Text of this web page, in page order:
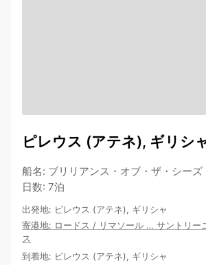
ピレウス (アテネ), ギリシ
船名: ブリリアンス・オブ・ザ・シーズ
日数: 7泊
出発地: ピレウス (アテネ), ギリシャ
寄港地: ロードス / リマソール … サントリー
ス
到着地: ピレウス (アテネ), ギリシャ